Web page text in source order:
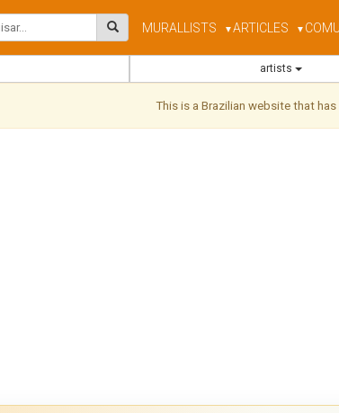
MURAL LISTS ▼ARTICLES ▼
artists
This is a Brazilian website that